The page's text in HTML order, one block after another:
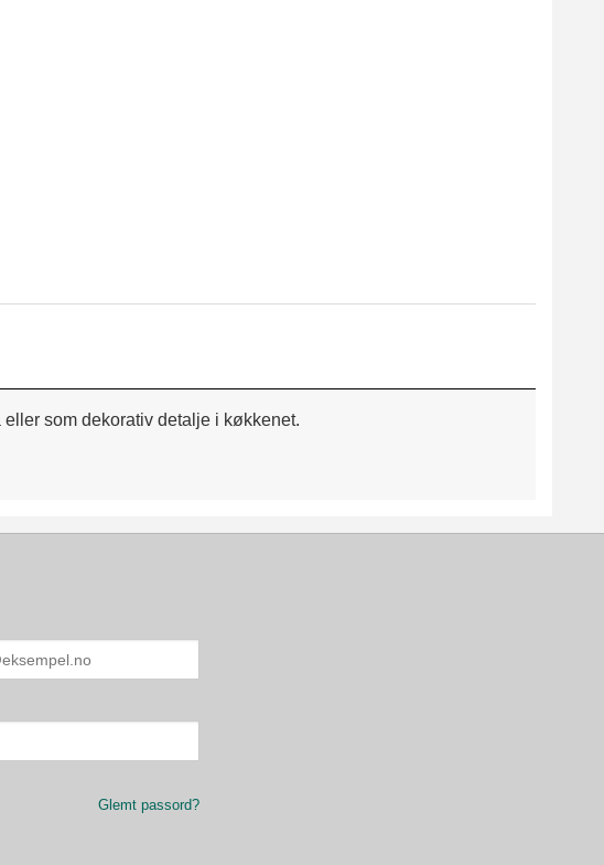
som dekorativ detalje i køkkenet.
Glemt passord?